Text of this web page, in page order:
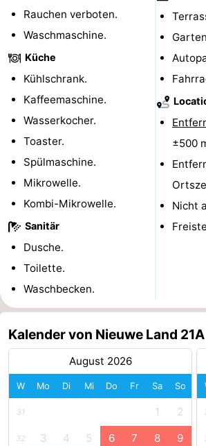
Haamstede
Natur
van
Schouwen
Walcheren
Veere
-
Natur
Oranjezon
Oostkapelle
-
Natur
de
Mantelingen
Domburg
-
Westkapelle
Natur
Walcherse
-
Dishoek
-
Middelburg
Zeeuws-
Vlaanderen
Rauchen verboten.
Waschmaschine.
Küche
Kühlschrank.
Kaffeemaschine.
Wasserkocher.
Toaster.
Spülmaschine.
Mikrowelle.
Kombi-Mikrowelle.
Sanitär
Dusche.
Toilette.
Waschbecken.
±500
Nicht
Kalender von Nieuwe Land 21A
August 2026
W Mo Di Mi Do Fr Sa So
31 1 2
32 3 4 5 6 7 8 9